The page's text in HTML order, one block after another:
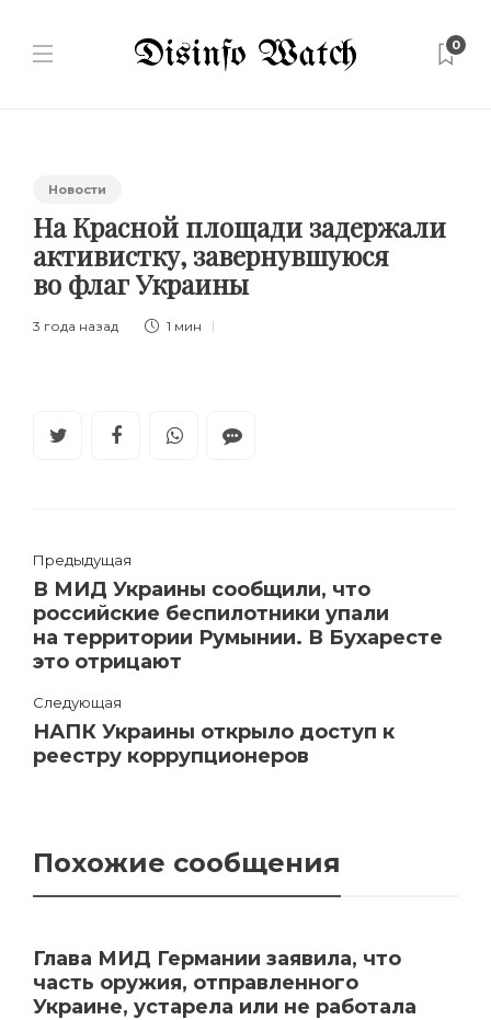
0
Новости
На Красной площади задержали
активистку, завернувшуюся
во флаг Украины
3 года назад 1 мин
Предыдущая
В МИД Украины сообщили, что
российские беспилотники упали
на территории Румынии. В Бухаресте
это отрицают
Следующая
НАПК Украины открыло доступ к
реестру коррупционеров
Похожие сообщения
Глава МИД Германии заявила, что
часть оружия, отправленного
Украине, устарела или не работала